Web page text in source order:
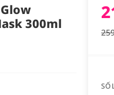
300ml
SỐ